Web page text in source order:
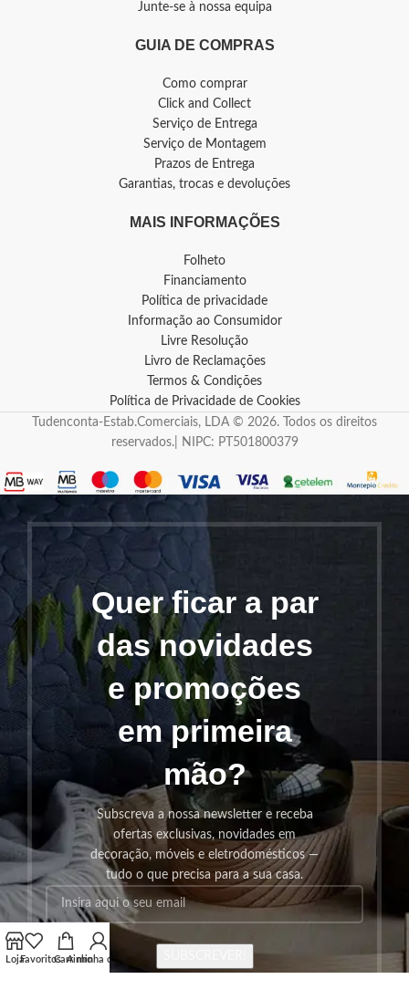
Junte-se à nossa equipa
GUIA DE COMPRAS
Como comprar
Click and Collect
Serviço de Entrega
Serviço de Montagem
Prazos de Entrega
Garantias, trocas e devoluções
MAIS INFORMAÇÕES
Folheto
Financiamento
Política de privacidade
Informação ao Consumidor
Livre Resolução
Livro de Reclamações
Termos & Condições
Política de Privacidade de Cookies
Tudenconta-Estab.Comerciais, LDA © 2026. Todos os direitos
reservados.| NIPC: PT501800379
Quer ficar a par
das novidades
e promoções
em primeira
mão?
Subscreva a nossa newsletter e receba
ofertas exclusivas, novidades em
decoração, móveis e eletrodomésticos —
tudo o que precisa para a sua casa.
LojaFavoritosCarrinho
A minha conta